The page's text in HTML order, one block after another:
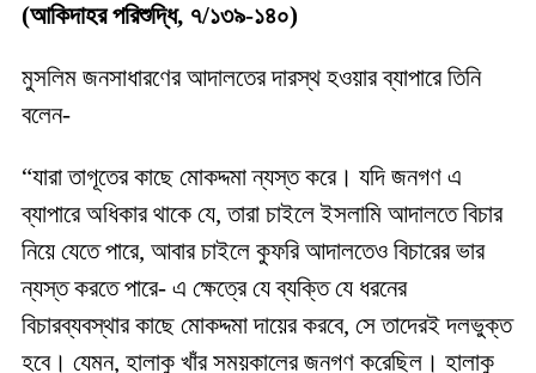
(আকিদাহর পরিশুদ্ধি, ৭/১৩৯-১৪০)
মুসলিম জনসাধারণের আদালতের দারস্থ হ‌ওয়ার ব্যাপারে তিনি
বলেন-
“যারা তাগূতের কাছে মোকদ্দমা ন্যস্ত করে। যদি জনগণ এ
ব্যাপারে অধিকার থাকে যে, তারা চাইলে ইসলামি আদালতে বিচার
নিয়ে যেতে পারে, আবার চাইলে কুফরি আদালতেও বিচারের ভার
ন্যস্ত করতে পারে- এ ক্ষেত্রে যে ব্যক্তি যে ধরনের
বিচারব্যবস্থার কাছে মোকদ্দমা দায়ের করবে, সে তাদেরই দলভুক্ত
হবে। যেমন, হালাকু খাঁর সময়কালের জনগণ করেছিল। হালাকু